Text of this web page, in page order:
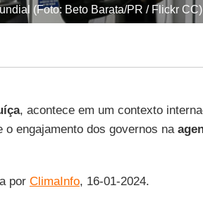
(Foto: Beto Barata/PR / Flickr CC)
, acontece em um contexto
engajamento dos governos na
por ClimaInfo, 16-01-2024.